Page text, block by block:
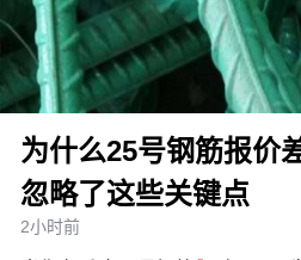
为什么25号钢筋报价
忽略了这些关键点
2小时前